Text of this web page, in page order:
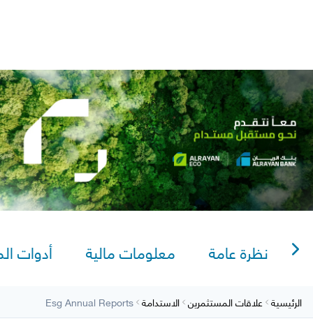
SavingVideo TutorialsAlRayan CorpNetAlRayan GoSitemap
AlRayan Bank – Islamic Banking in Qatar
نظرة عامة معلومات مالية أدوات
الرئيسية علاقات المستثمرين الاستدامة Esg Annual Reports